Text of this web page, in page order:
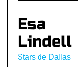
Esa
Lindell
Stars de Dallas